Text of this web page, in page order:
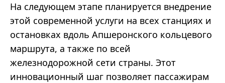
На следующем этапе планируется внедрение
этой современной услуги на всех станциях и
остановках вдоль Апшеронского кольцевого
маршрута, а также по всей
железнодорожной сети страны. Этот
инновационный шаг позволяет пассажирам